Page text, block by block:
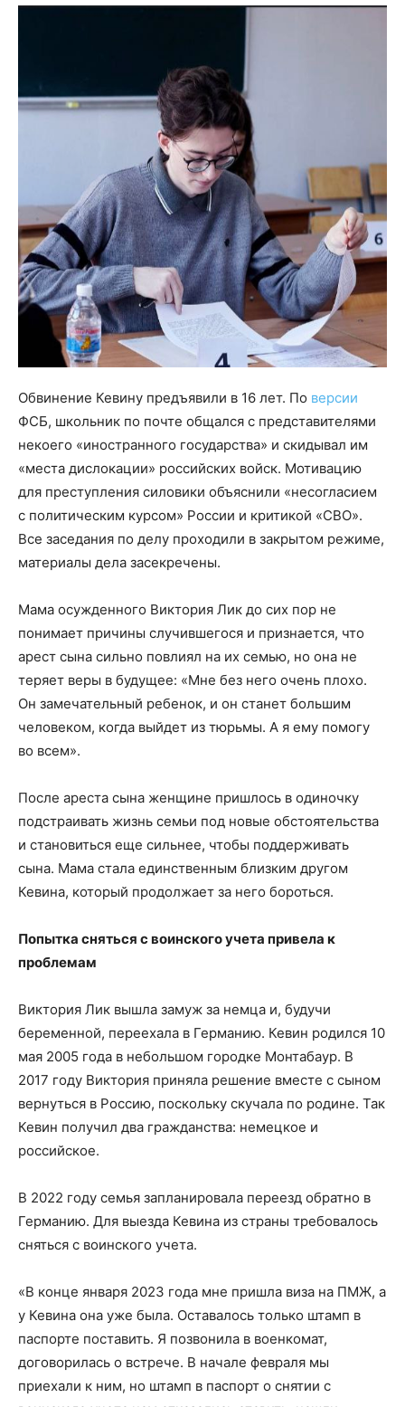
Обвинение Кевину предъявили в 16 лет. По версии
ФСБ, школьник по почте общался с представителями
некоего «иностранного государства» и скидывал им
«места дислокации» российских войск. Мотивацию
для преступления силовики объяснили «несогласием
с политическим курсом» России и критикой «СВО».
Все заседания по делу проходили в закрытом режиме,
материалы дела засекречены.
Мама осужденного Виктория Лик до сих пор не
понимает причины случившегося и признается, что
арест сына сильно повлиял на их семью, но она не
теряет веры в будущее: «Мне без него очень плохо.
Он замечательный ребенок, и он станет большим
человеком, когда выйдет из тюрьмы. А я ему помогу
во всем».
После ареста сына женщине пришлось в одиночку
подстраивать жизнь семьи под новые обстоятельства
и становиться еще сильнее, чтобы поддерживать
сына. Мама стала единственным близким другом
Кевина, который продолжает за него бороться.
Попытка сняться с воинского учета привела к
проблемам
Виктория Лик вышла замуж за немца и, будучи
беременной, переехала в Германию. Кевин родился 10
мая 2005 года в небольшом городке Монтабаур. В
2017 году Виктория приняла решение вместе с сыном
вернуться в Россию, поскольку скучала по родине. Так
Кевин получил два гражданства: немецкое и
российское.
В 2022 году семья запланировала переезд обратно в
Германию. Для выезда Кевина из страны требовалось
сняться с воинского учета.
«В конце января 2023 года мне пришла виза на ПМЖ, а
у Кевина она уже была. Оставалось только штамп в
паспорте поставить. Я позвонила в военкомат,
договорилась о встрече. В начале февраля мы
приехали к ним, но штамп в паспорт о снятии с